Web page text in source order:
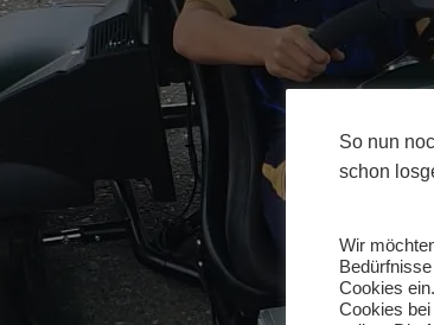
So nun
schon
Wir
Cookies
Cookies